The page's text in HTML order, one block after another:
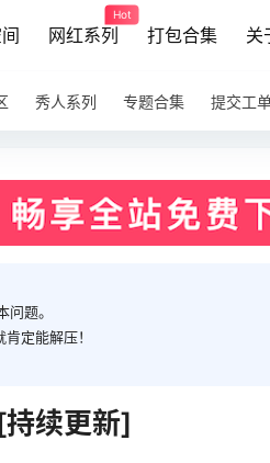
网红系列
Hot
打包合集 关
秀人系列 专题合集 提交工
题。
定能解压！
续更新]